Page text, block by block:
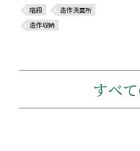
階段
造作洗面所
造作収納
すべ